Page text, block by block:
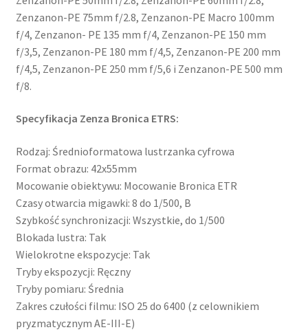
Zenzanon-PE 75mm f/2.8, Zenzanon-PE Macro 100mm
f/4, Zenzanon- PE 135 mm f/4, Zenzanon-PE 150 mm
f/3,5, Zenzanon-PE 180 mm f/4,5, Zenzanon-PE 200 mm
f/4,5, Zenzanon-PE 250 mm f/5,6 i Zenzanon-PE 500 mm
f/8.
Specyfikacja Zenza Bronica ETRS:
Rodzaj: Średnioformatowa lustrzanka cyfrowa
Format obrazu: 42x55mm
Mocowanie obiektywu: Mocowanie Bronica ETR
Czasy otwarcia migawki: 8 do 1/500, B
Szybkość synchronizacji: Wszystkie, do 1/500
Blokada lustra: Tak
Wielokrotne ekspozycje: Tak
Tryby ekspozycji: Ręczny
Tryby pomiaru: Średnia
Zakres czułości filmu: ISO 25 do 6400 (z celownikiem
pryzmatycznym AE-III-E)